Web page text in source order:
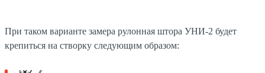
При таком варианте замера рулонная штора УНИ-2 будет
крепиться на створку следующим образом: